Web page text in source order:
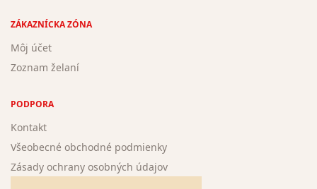
ZÁKAZNÍCKA ZÓNA
Môj účet
Zoznam želaní
PODPORA
Kontakt
Všeobecné obchodné podmienky
Zásady ochrany osobných údajov